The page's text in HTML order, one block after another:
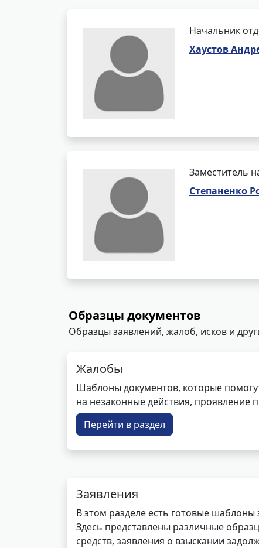
Начальник
Хаустов
Заместитель
Степаненко
Образцы документов
Образцы заявлений, жалоб, исков и
Жалобы
Шаблоны документов, которые
на незаконные действия, проявление
Перейти в раздел
Заявления
В этом разделе есть готовые
Здесь представлены различные
средств, заявления о взыскании